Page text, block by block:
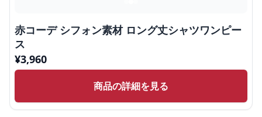
赤コーデ シフォン素材 ロング丈シャツワンピー
ス
¥3,960
商品の詳細を見る